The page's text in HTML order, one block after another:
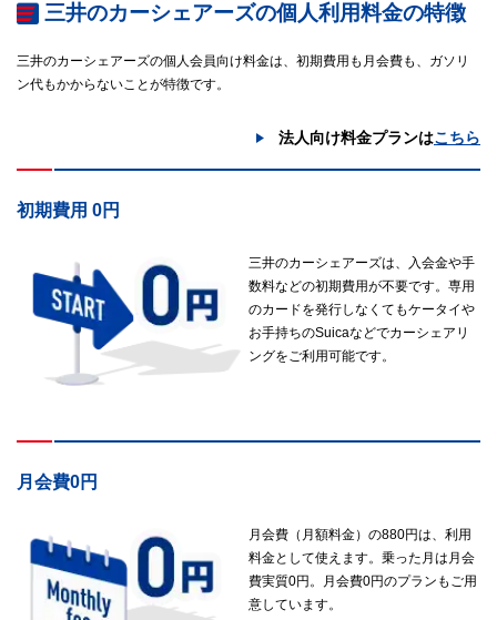
三井のカーシェアーズの個人利用料金の特徴
三井のカーシェアーズの個人会員向け料金は、初期費用も月会費も、ガソリ
ン代もかからないことが特徴です。
法人向け料金プランはこちら
初期費用 0円
三井のカーシェアーズは、入会金や手
数料などの初期費用が不要です。専用
のカードを発行しなくてもケータイや
お手持ちのSuicaなどでカーシェアリ
ングをご利用可能です。
月会費0円
月会費（月額料金）の880円は、利用
料金として使えます。乗った月は月会
費実質0円。月会費0円のプランもご用
意しています。